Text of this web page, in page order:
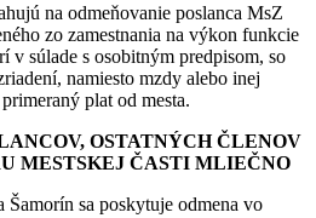
na odmeňovanie poslanca MsZ
zo zamestnania na výkon funkcie
v súlade s osobitným predpisom, so
namiesto mzdy alebo inej
plat od mesta.
OSTATNÝCH ČLENOV
MESTSKEJ ČASTI MLIEČNO
Šamorín sa poskytuje odmena vo